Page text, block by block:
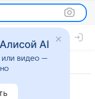
AI
или видео —